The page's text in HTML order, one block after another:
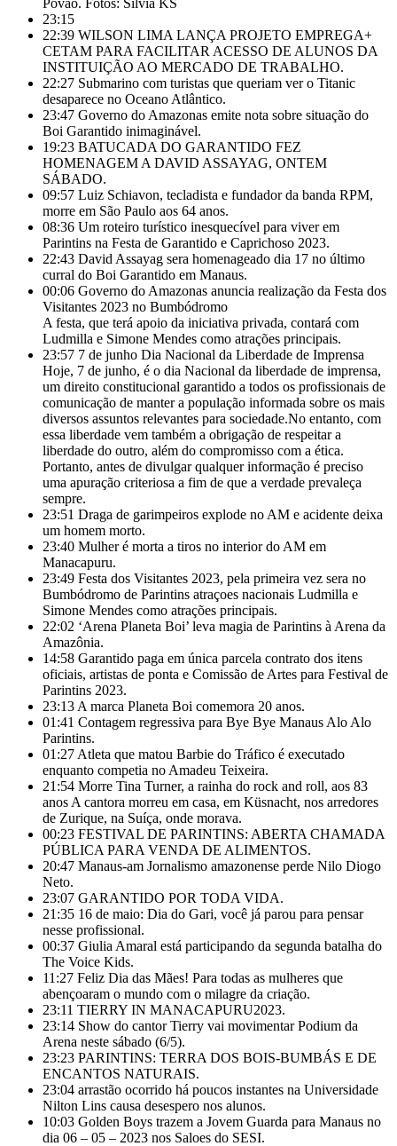
Povão. Fotos: Silvia KS
23:15
22:39 WILSON LIMA LANÇA PROJETO EMPREGA+
CETAM PARA FACILITAR ACESSO DE ALUNOS DA
INSTITUIÇÃO AO MERCADO DE TRABALHO.
22:27 Submarino com turistas que queriam ver o Titanic
desaparece no Oceano Atlântico.
23:47 Governo do Amazonas emite nota sobre situação do
Boi Garantido inimaginável.
19:23 BATUCADA DO GARANTIDO FEZ
HOMENAGEM A DAVID ASSAYAG, ONTEM
SÁBADO.
09:57 Luiz Schiavon, tecladista e fundador da banda RPM,
morre em São Paulo aos 64 anos.
08:36 Um roteiro turístico inesquecível para viver em
Parintins na Festa de Garantido e Caprichoso 2023.
22:43 David Assayag sera homenageado dia 17 no último
curral do Boi Garantido em Manaus.
00:06 Governo do Amazonas anuncia realização da Festa dos
Visitantes 2023 no Bumbódromo
A festa, que terá apoio da iniciativa privada, contará com
Ludmilla e Simone Mendes como atrações principais.
23:57 7 de junho Dia Nacional da Liberdade de Imprensa
Hoje, 7 de junho, é o dia Nacional da liberdade de imprensa,
um direito constitucional garantido a todos os profissionais de
comunicação de manter a população informada sobre os mais
diversos assuntos relevantes para sociedade.No entanto, com
essa liberdade vem também a obrigação de respeitar a
liberdade do outro, além do compromisso com a ética.
Portanto, antes de divulgar qualquer informação é preciso
uma apuração criteriosa a fim de que a verdade prevaleça
sempre.
23:51 Draga de garimpeiros explode no AM e acidente deixa
um homem morto.
23:40 Mulher é morta a tiros no interior do AM em
Manacapuru.
23:49 Festa dos Visitantes 2023, pela primeira vez sera no
Bumbódromo de Parintins atraçoes nacionais Ludmilla e
Simone Mendes como atrações principais.
22:02 ‘Arena Planeta Boi’ leva magia de Parintins à Arena da
Amazônia.
14:58 Garantido paga em única parcela contrato dos itens
oficiais, artistas de ponta e Comissão de Artes para Festival de
Parintins 2023.
23:13 A marca Planeta Boi comemora 20 anos.
01:41 Contagem regressiva para Bye Bye Manaus Alo Alo
Parintins.
01:27 Atleta que matou Barbie do Tráfico é executado
enquanto competia no Amadeu Teixeira.
21:54 Morre Tina Turner, a rainha do rock and roll, aos 83
anos A cantora morreu em casa, em Küsnacht, nos arredores
de Zurique, na Suíça, onde morava.
00:23 FESTIVAL DE PARINTINS: ABERTA CHAMADA
PÚBLICA PARA VENDA DE ALIMENTOS.
20:47 Manaus-am Jornalismo amazonense perde Nilo Diogo
Neto.
23:07 GARANTIDO POR TODA VIDA.
21:35 16 de maio: Dia do Gari, você já parou para pensar
nesse profissional.
00:37 Giulia Amaral está participando da segunda batalha do
The Voice Kids.
11:27 Feliz Dia das Mães! Para todas as mulheres que
abençoaram o mundo com o milagre da criação.
23:11 TIERRY IN MANACAPURU2023.
23:14 Show do cantor Tierry vai movimentar Podium da
Arena neste sábado (6/5).
23:23 PARINTINS: TERRA DOS BOIS-BUMBÁS E DE
ENCANTOS NATURAIS.
23:04 arrastão ocorrido há poucos instantes na Universidade
Nilton Lins causa desespero nos alunos.
10:03 Golden Boys trazem a Jovem Guarda para Manaus no
dia 06 – 05 – 2023 nos Saloes do SESI.